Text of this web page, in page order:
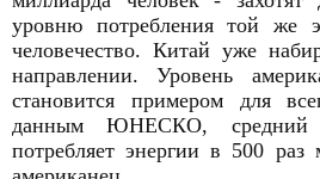
уровню потребления той же
человечество. Китай уже
направлении. Уровень
становится примером для
данным ЮНЕСКО, средний
потребляет энергии в 500